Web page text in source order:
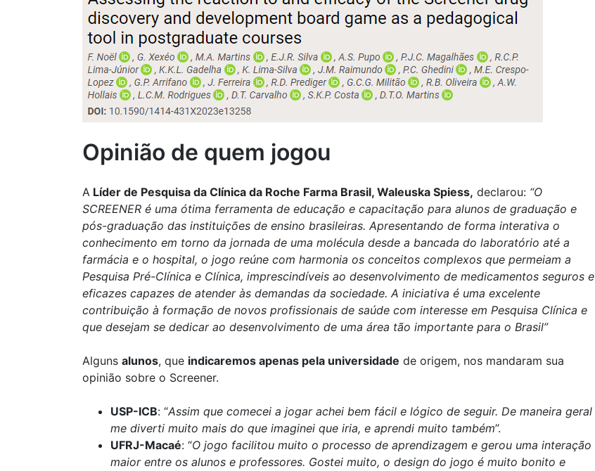
Opinião de quem jogou
A Líder de Pesquisa da Clínica da Roche Farma Brasil, Waleuska Spiess, declarou: “O
SCREENER é uma ótima ferramenta de educação e capacitação para alunos de graduação e
pós-graduação das instituições de ensino brasileiras. Apresentando de forma interativa o
conhecimento em torno da jornada de uma molécula desde a bancada do laboratório até a
farmácia e o hospital, o jogo reúne com harmonia os conceitos complexos que permeiam a
Pesquisa Pré-Clínica e Clínica, imprescindíveis ao desenvolvimento de medicamentos seguros e
eficazes capazes de atender às demandas da sociedade. A iniciativa é uma excelente
contribuição à formação de novos profissionais de saúde com interesse em Pesquisa Clínica e
que desejam se dedicar ao desenvolvimento de uma área tão importante para o Brasil”
Alguns alunos, que indicaremos apenas pela universidade de origem, nos mandaram sua
opinião sobre o Screener.
USP-ICB: “Assim que comecei a jogar achei bem fácil e lógico de seguir. De maneira geral
me diverti muito mais do que imaginei que iria, e aprendi muito também”.
UFRJ-Macaé: “O jogo facilitou muito o processo de aprendizagem e gerou uma interação
maior entre os alunos e professores. Gostei muito, o design do jogo é muito bonito e